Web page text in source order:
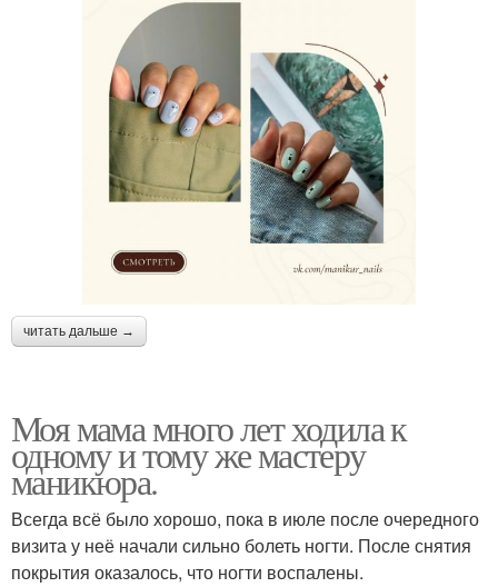
читать дальше →
Моя мама много лет ходила к
одному и тому же мастеру
маникюра.
Всегда всё было хорошо, пока в июле после очередного
визита у неё начали сильно болеть ногти. После снятия
покрытия оказалось, что ногти воспалены.